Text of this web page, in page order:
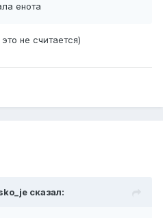
енота
не считается)
сказал: